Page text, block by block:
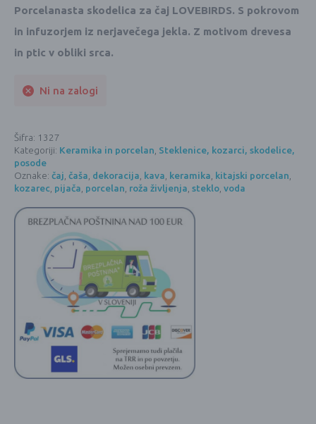
Porcelanasta skodelica za čaj LOVEBIRDS. S pokrovom
in infuzorjem iz nerjavečega jekla. Z motivom drevesa
in ptic v obliki srca.
Ni na zalogi
Šifra: 1327
Kategoriji: Keramika in porcelan, Steklenice, kozarci, skodelice,
posode
Oznake: čaj, čaša, dekoracija, kava, keramika, kitajski porcelan,
kozarec, pijača, porcelan, roža življenja, steklo, voda